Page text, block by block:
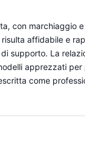
con marchiaggio
affidabile e
supporto. La
apprezzati
come